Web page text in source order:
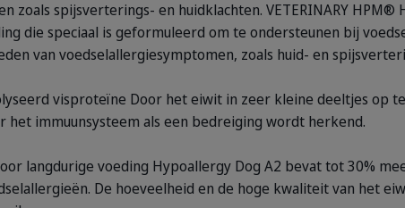
zoals spijsverterings- en huidklachten. VETERINARY HPM®
die speciaal is geformuleerd om te ondersteunen bij
van voedselallergiesymptomen, zoals huid- en
visproteïne Door het eiwit in zeer kleine deeltjes op
het immuunsysteem als een bedreiging wordt herkend.
langdurige voeding Hypoallergy Dog A2 bevat tot 30%
De hoeveelheid en de hoge kwaliteit van het